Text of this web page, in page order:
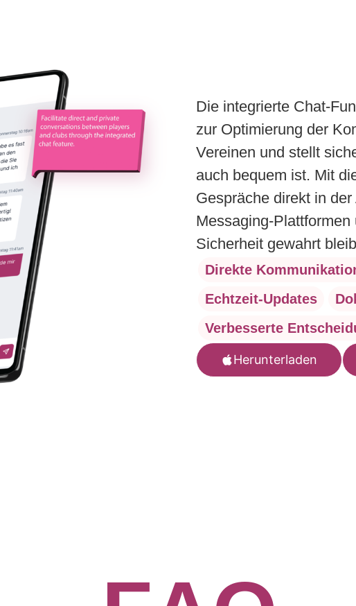
Die integrierte Chat-
zur Optimierung der
Vereinen und stellt
auch bequem ist. Mit
Gespräche direkt in
Messaging-
Sicherheit gewahrt
Direkte
Echtzeit-Updates
Verbesserte
Herunterladen